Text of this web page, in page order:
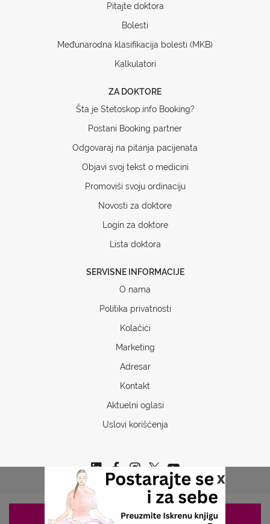
x
Pitajte doktora
Bolesti
Međunarodna klasifikacija bolesti (MKB)
Kalkulatori
ZA DOKTORE
Šta je Stetoskop.info Booking?
Postani Booking partner
Odgovaraj na pitanja pacijenata
Objavi svoj tekst o medicini
Promoviši svoju ordinaciju
Novosti za doktore
Login za doktore
Lista doktora
SERVISNE INFORMACIJE
O nama
Politika privatnosti
Kolačići
Marketing
Adresar
Kontakt
Aktuelni oglasi
Uslovi korišćenja
ZAKAZIVANJE 063/687-460